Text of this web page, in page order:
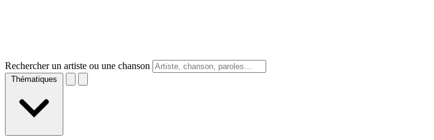
Rechercher un artiste ou une chanson
Thématiques